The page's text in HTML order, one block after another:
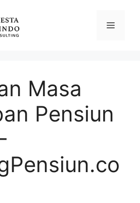
Menu
Masa
Pensiun